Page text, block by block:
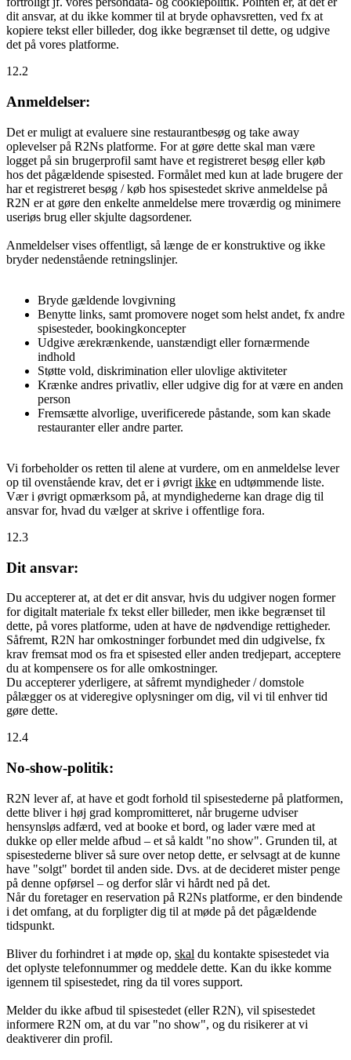
dit ansvar, at du ikke kommer til at bryde ophavsretten, ved fx at
kopiere tekst eller billeder, dog ikke begrænset til dette, og udgive
det på vores platforme.
12.2
Anmeldelser:
Det er muligt at evaluere sine restaurantbesøg og take away
oplevelser på R2Ns platforme. For at gøre dette skal man være
logget på sin brugerprofil samt have et registreret besøg eller køb
hos det pågældende spisested. Formålet med kun at lade brugere der
har et registreret besøg / køb hos spisestedet skrive anmeldelse på
R2N er at gøre den enkelte anmeldelse mere troværdig og minimere
useriøs brug eller skjulte dagsordener.
Anmeldelser vises offentligt, så længe de er konstruktive og ikke
bryder nedenstående retningslinjer.
Bryde gældende lovgivning
Benytte links, samt promovere noget som helst andet, fx andre
spisesteder, bookingkoncepter
Udgive ærekrænkende, uanstændigt eller fornærmende
indhold
Støtte vold, diskrimination eller ulovlige aktiviteter
Krænke andres privatliv, eller udgive dig for at være en anden
person
Fremsætte alvorlige, uverificerede påstande, som kan skade
restauranter eller andre parter.
Vi forbeholder os retten til alene at vurdere, om en anmeldelse lever
op til ovenstående krav, det er i øvrigt ikke en udtømmende liste.
Vær i øvrigt opmærksom på, at myndighederne kan drage dig til
ansvar for, hvad du vælger at skrive i offentlige fora.
12.3
Dit ansvar:
Du accepterer at, at det er dit ansvar, hvis du udgiver nogen former
for digitalt materiale fx tekst eller billeder, men ikke begrænset til
dette, på vores platforme, uden at have de nødvendige rettigheder.
Såfremt, R2N har omkostninger forbundet med din udgivelse, fx
krav fremsat mod os fra et spisested eller anden tredjepart, acceptere
du at kompensere os for alle omkostninger.
Du accepterer yderligere, at såfremt myndigheder / domstole
pålægger os at videregive oplysninger om dig, vil vi til enhver tid
gøre dette.
12.4
No-show-politik:
R2N lever af, at have et godt forhold til spisestederne på platformen,
dette bliver i høj grad kompromitteret, når brugerne udviser
hensynsløs adfærd, ved at booke et bord, og lader være med at
dukke op eller melde afbud – et så kaldt "no show". Grunden til, at
spisestederne bliver så sure over netop dette, er selvsagt at de kunne
have "solgt" bordet til anden side. Dvs. at de decideret mister penge
på denne opførsel – og derfor slår vi hårdt ned på det.
Når du foretager en reservation på R2Ns platforme, er den bindende
i det omfang, at du forpligter dig til at møde på det pågældende
tidspunkt.
Bliver du forhindret i at møde op, skal du kontakte spisestedet via
det oplyste telefonnummer og meddele dette. Kan du ikke komme
igennem til spisestedet, ring da til vores support.
Melder du ikke afbud til spisestedet (eller R2N), vil spisestedet
informere R2N om, at du var "no show", og du risikerer at vi
deaktiverer din profil.